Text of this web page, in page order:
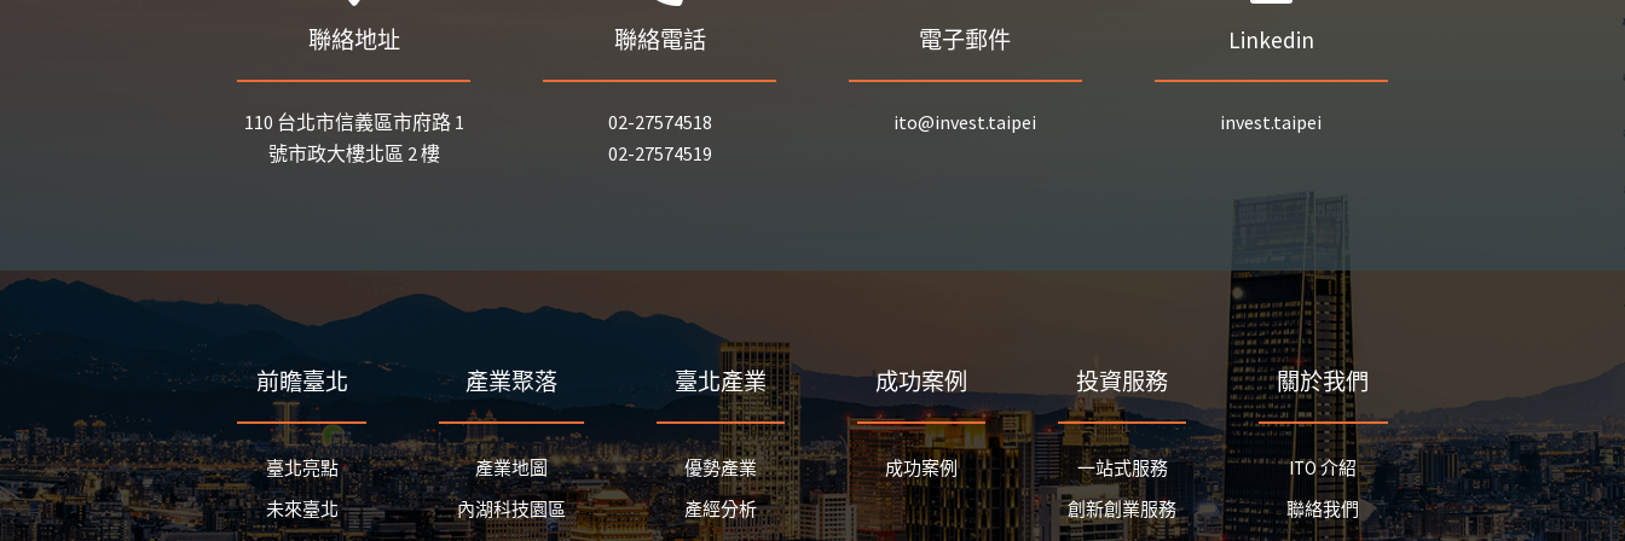
聯絡地址
110 台北市信義區市府路 1
號市政大樓北區 2 樓
聯絡電話
02-27574518
02-27574519
電子郵件
ito@invest.taipei
Linkedin
invest.taipei
前瞻臺北
臺北亮點
未來臺北
產業聚落
產業地圖
內湖科技園區
臺北產業
優勢產業
產經分析
成功案例
成功案例
投資服務
一站式服務
創新創業服務
關於我們
ITO 介紹
聯絡我們